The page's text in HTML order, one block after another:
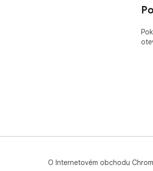
O Internetovém obchodu